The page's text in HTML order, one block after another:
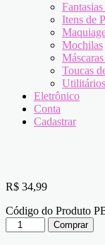
Itens de
Mochilas
Toucas
Utilitários
Eletrônico
Conta
Cadastrar
R$ 34,99
Código do Produto
Corrente
e
Comprar